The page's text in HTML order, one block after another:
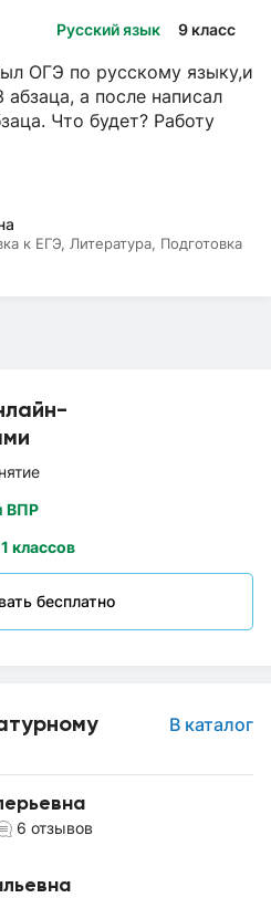
ВПР
классов
бесплатно
В каталог
6 отзывов
Русский язык 9 класс
ОГЭ по русскому языку,и
а после написал
Что будет? Работу
к ЕГЭ, Литература, Подготовка